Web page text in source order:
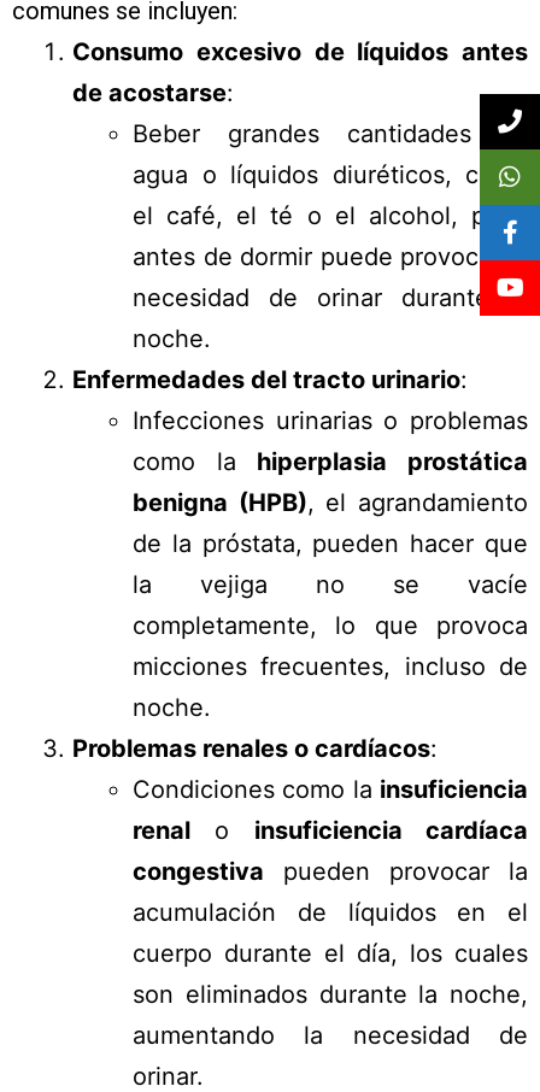
comunes se incluyen:
Consumo excesivo de líquidos antes
de acostarse:
Beber grandes cantidades de
agua o líquidos diuréticos, como
el café, el té o el alcohol, poco
antes de dormir puede provocar la
necesidad de orinar durante la
noche.
Enfermedades del tracto urinario:
Infecciones urinarias o problemas
como la hiperplasia prostática
benigna (HPB), el agrandamiento
de la próstata, pueden hacer que
la vejiga no se vacíe
completamente, lo que provoca
micciones frecuentes, incluso de
noche.
Problemas renales o cardíacos:
Condiciones como la insuficiencia
renal o insuficiencia cardíaca
congestiva pueden provocar la
acumulación de líquidos en el
cuerpo durante el día, los cuales
son eliminados durante la noche,
aumentando la necesidad de
orinar.